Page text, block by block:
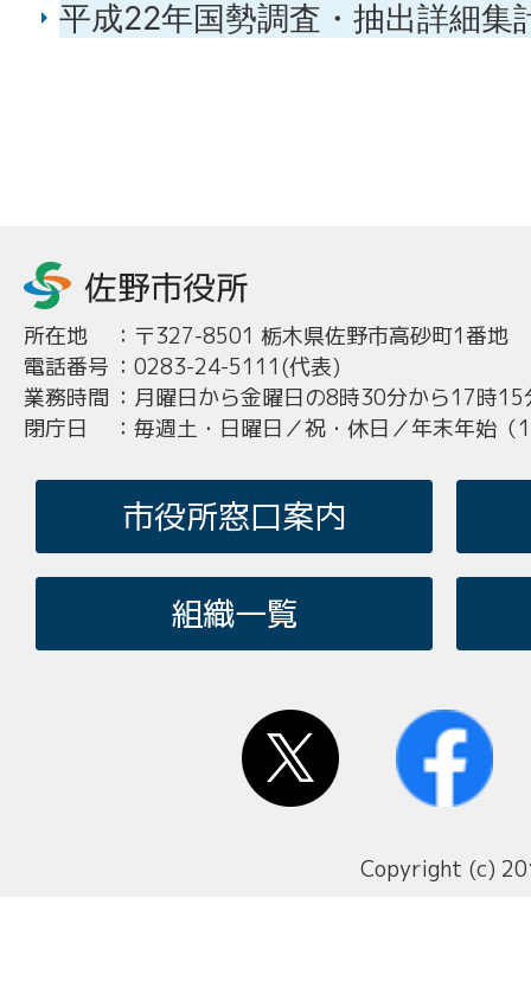
平成22年国勢調査・抽出詳細集
所在地 ： 〒327-8501 栃木県佐野市高砂町1番地
電話番号 ： 0283-24-5111(代表)
業務時間 ： 月曜日から金曜日の8時30分から17時15
閉庁日
： 毎週土・日曜日／祝・休日／年末年始
市役所窓口案内
組織一覧
Copyright (c)